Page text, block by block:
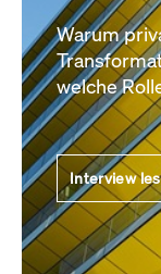
Warum
welche
Interview